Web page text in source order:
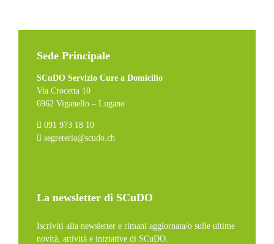
Sede Principale
SCuDO Servizio Cure a Domicilio
Via Crocetta 10
6962 Viganello – Lugano
091 973 18 10
segreteria@scudo.ch
La newsletter di SCuDO
Iscriviti alla newsletter e rimani aggiornata/o sulle ultime
novità, attività e iniziative di SCuDO.